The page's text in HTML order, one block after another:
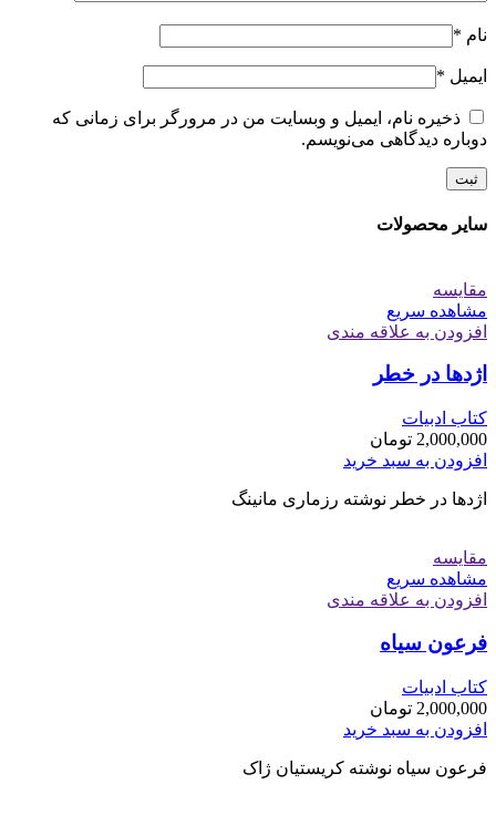
نام *
ایمیل *
ذخیره نام، ایمیل و وبسایت من در مرورگر برای زمانی که
دوباره دیدگاهی می‌نویسم.
سایر محصولات
مقایسه
مشاهده سریع
افزودن به علاقه مندی
اژدها در خطر
کتاب ادبیات
2,000,000 تومان
افزودن به سبد خرید
اژدها در خطر نوشته رزماری مانینگ
مقایسه
مشاهده سریع
افزودن به علاقه مندی
فرعون سیاه
کتاب ادبیات
2,000,000 تومان
افزودن به سبد خرید
فرعون سیاه نوشته کریستیان ژاک